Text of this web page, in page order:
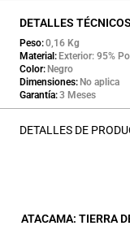
DETALLES TÉCNICOS
Peso 0,16 Kg
Material
Exterior: 95%
Color Negro
Dimensiones No aplica
Garantía 3 Meses
DETALLES DE
ATACAMA: TIERRA